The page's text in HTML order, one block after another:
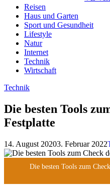
Reisen
Haus und Garten
Sport und Gesundheit
Lifestyle
Natur
Internet
Technik
Wirtschaft
Technik
Die besten Tools
Festplatte
14. August 20203. Februar 2022
Die besten Tools zum